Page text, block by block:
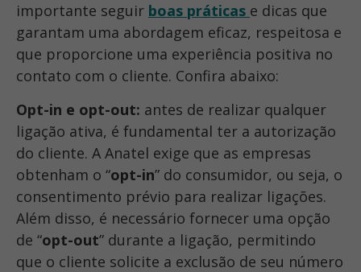
importante seguir boas práticas e dicas que
garantam uma abordagem eficaz, respeitosa e
que proporcione uma experiência positiva no
contato com o cliente. Confira abaixo:
Opt-in e opt-out: antes de realizar qualquer
ligação ativa, é fundamental ter a autorização
do cliente. A Anatel exige que as empresas
obtenham o “opt-in” do consumidor, ou seja, o
consentimento prévio para realizar ligações.
Além disso, é necessário fornecer uma opção
de “opt-out” durante a ligação, permitindo
que o cliente solicite a exclusão de seu número